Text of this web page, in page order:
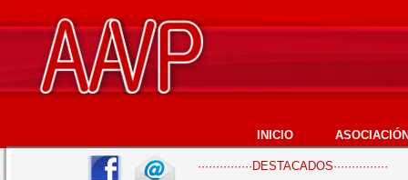
INICIO
···············DESTACADOS···············